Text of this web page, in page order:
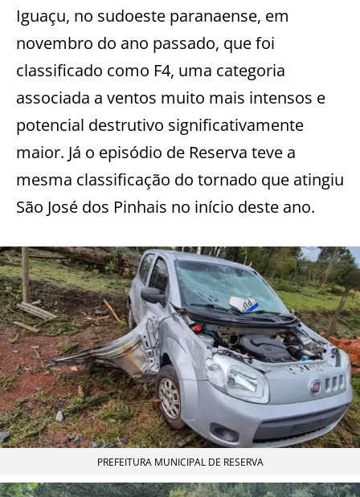
Iguaçu, no sudoeste paranaense, em
novembro do ano passado, que foi
classificado como F4, uma categoria
associada a ventos muito mais intensos e
potencial destrutivo significativamente
maior. Já o episódio de Reserva teve a
mesma classificação do tornado que atingiu
São José dos Pinhais no início deste ano.
PREFEITURA MUNICIPAL DE RESERVA